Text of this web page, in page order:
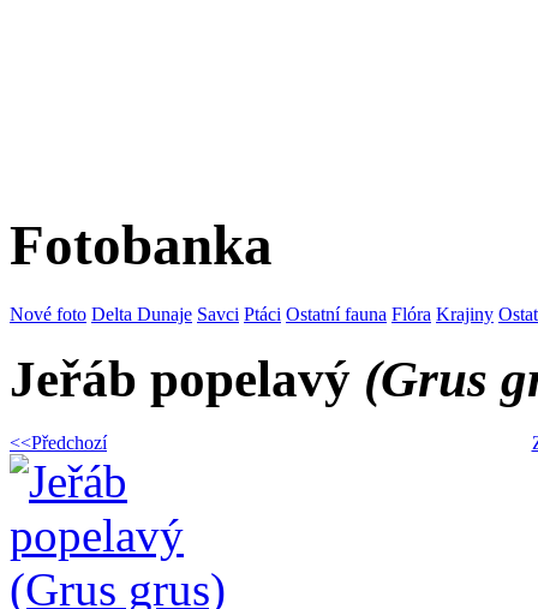
Fotobanka
Nové foto Delta Dunaje Savci Ptáci Ostatní fauna Flóra Krajiny
Jeřáb popelavý (Grus
<<Předchozí